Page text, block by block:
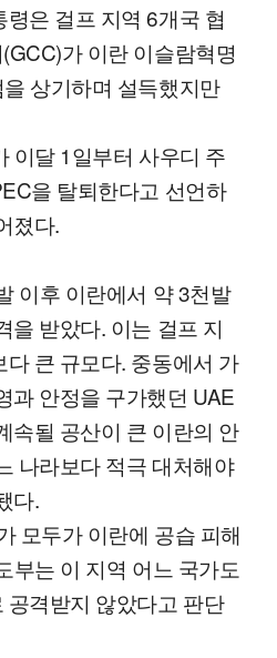
은 걸프 지역 6개국 협
가 이란 이슬람혁명
상기하며 설득했지만
이달 1일부터 사우디 주
을 탈퇴한다고 선언하
졌다.
이후 이란에서 약 3천발
을 받았다. 이는 걸프 지
큰 규모다. 중동에서 가
과 안정을 구가했던 UAE
속될 공산이 큰 이란의 안
나라보다 적극 대처해야
다.
모두가 이란에 공습 피해
부는 이 지역 어느 국가도
격받지 않았다고 판단